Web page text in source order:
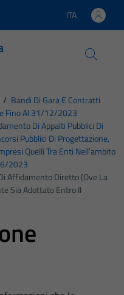
Lingua attiva:
ITA
/ Bandi Di Gara E Contratti
Fino Al 31/12/2023
Di Appalti Pubblici Di
Pubblici Di Progettazione,
Quelli Tra Enti Nell’ambito
2023
Affidamento Diretto (ove La
Sia Adottato Entro Il